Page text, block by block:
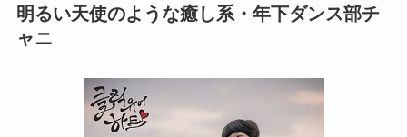
明るい天使のような癒し系・年下ダンス部チ
ャニ